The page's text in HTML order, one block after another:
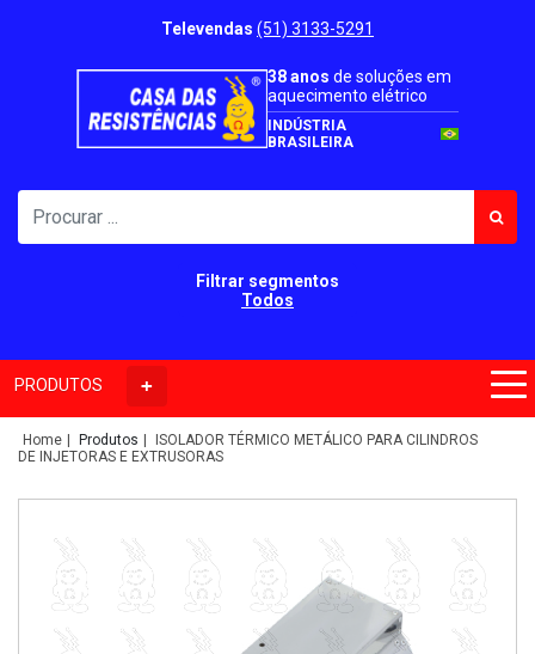
Televendas (51) 3133-5291
38 anos de soluções em
aquecimento elétrico
INDÚSTRIA
BRASILEIRA
Filtrar segmentos
Todos
PRODUTOS
Home Produtos
ISOLADOR TÉRMICO METÁLICO PARA CILINDROS
DE INJETORAS E EXTRUSORAS